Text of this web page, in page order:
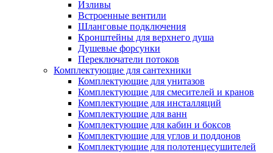
Изливы
Встроенные вентили
Шланговые подключения
Кронштейны для верхнего душа
Душевые форсунки
Переключатели потоков
Комплектующие для сантехники
Комплектующие для унитазов
Комплектующие для смесителей и кранов
Комплектующие для инсталляций
Комплектующие для ванн
Комплектующие для кабин и боксов
Комплектующие для углов и поддонов
Комплектующие для полотенцесушителей